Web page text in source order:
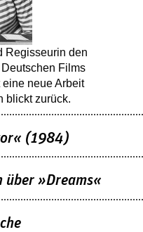
Regisseurin den
Films
neue Arbeit
blickt zurück.
(1984)
über »Dreams«